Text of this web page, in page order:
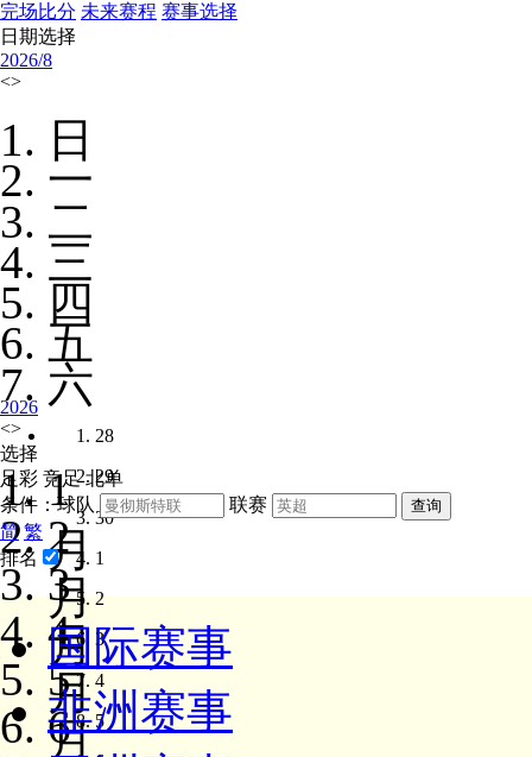
完场比分 未来赛程 赛事选择
日期选择
2026/8
<>
日
一
二
三
四
五
六
28
29
30
1
2
3
4
5
2026
<>
1
月
2
月
3
月
4
月
5
月
6
选择
足彩 竞足 北单
条件：球队
联赛
简 繁
排名
国际赛事
非洲赛事